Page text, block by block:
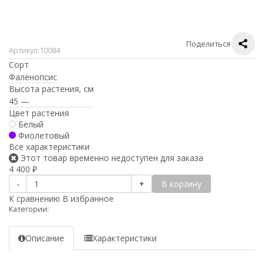
Артикул:10084
Поделиться
Сорт
Фаленопсис
Высота растения, см
45 —
Цвет растения
Белый
Фиолетовый
Все характеристики
Этот товар временно недоступен для заказа
4 400 ₽
- +
В корзину
К сравнению В избранное
Категории:
Описание Характеристики